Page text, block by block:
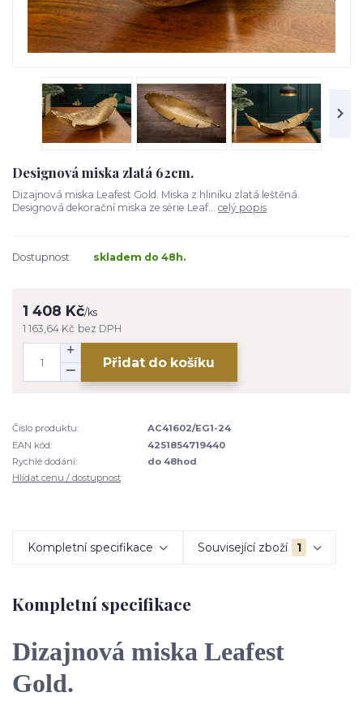
Designová miska zlatá 62cm.
Dizajnová miska Leafest Gold. Miska z hliníku zlatá leštěná.
Designová dekorační miska ze série Leaf... celý popis
Dostupnost skladem do 48h.
1 408 Kč/ks
1 163,64 Kč bez DPH
Přidat do košíku
Číslo produktu:
AC41602/EG1-24
EAN kód:
4251854719440
Rychlé dodání:
do 48hod
Hlídat cenu / dostupnost
Kompletní specifikace Související zboží 1
Kompletní specifikace
Dizajnová miska Leafest
Gold.